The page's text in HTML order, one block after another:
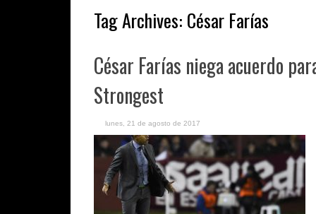
Tag Archives: César Farías
César Farías niega acuerdo
Strongest
lunes, 21 de agosto de 2017